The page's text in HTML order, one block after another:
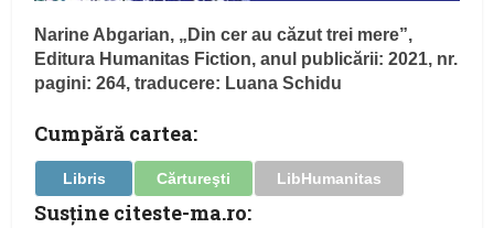
Narine Abgarian, „Din cer au căzut trei mere”,
Editura Humanitas Fiction, anul publicării: 2021, nr.
pagini: 264, traducere: Luana Schidu
Cumpără cartea:
Libris Cărtureşti LibHumanitas
Susţine citeste-ma.ro: